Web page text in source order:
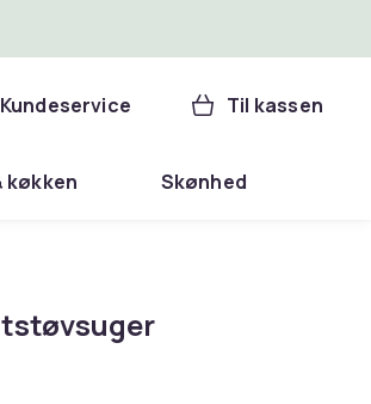
Kundeservice Til kassen
køkken Skønhed